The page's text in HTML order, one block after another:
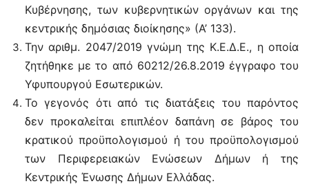
Κυβέρνησης, των κυβερνητικών οργάνων και της
κεντρικής δημόσιας διοίκησης» (Α’ 133).
Την αριθμ. 2047/2019 γνώμη της Κ.Ε.Δ.Ε., η οποία
ζητήθηκε με το από 60212/26.8.2019 έγγραφο του
Υφυπουργού Εσωτερικών.
Το γεγονός ότι από τις διατάξεις του παρόντος
δεν προκαλείται επιπλέον δαπάνη σε βάρος του
κρατικού προϋπολογισμού ή του προϋπολογισμού
των Περιφερειακών Ενώσεων Δήμων ή της
Κεντρικής Ένωσης Δήμων Ελλάδας.